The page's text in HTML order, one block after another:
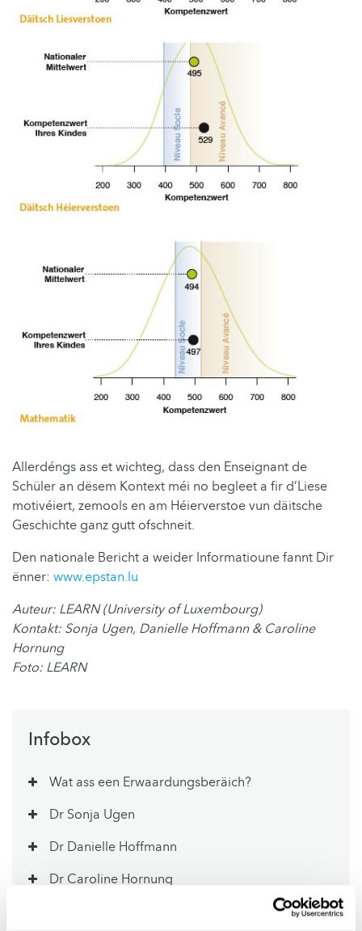
Allerdéngs ass et wichteg, dass den Enseignant de
Schüler an dësem Kontext méi no begleet a fir d’Liese
motivéiert, zemools en am Héierverstoe vun däitsche
Geschichte ganz gutt ofschneit.
Den nationale Bericht a weider Informatioune fannt Dir
ënner: www.epstan.lu
Auteur: LEARN (University of Luxembourg)
Kontakt: Sonja Ugen, Danielle Hoffmann & Caroline
Hornung
Foto: LEARN
Infobox
Wat ass een Erwaardungsberäich?
Dr Sonja Ugen
Dr Danielle Hoffmann
Dr Caroline Hornung